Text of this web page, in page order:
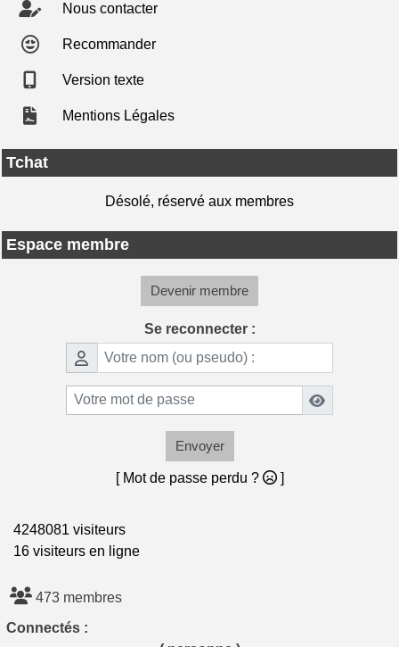
Nous contacter
Recommander
Version texte
Mentions Légales
Tchat
Désolé, réservé aux membres
Espace membre
Devenir membre
Se reconnecter :
Envoyer
[ Mot de passe perdu ? ]
4248081 visiteurs
16 visiteurs en ligne
473 membres
Connectés :